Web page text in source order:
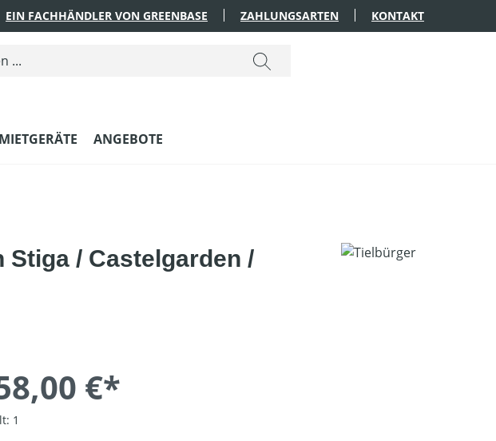
EIN FACHHÄNDLER VON GREENBASE ZAHLUNGSARTEN KONTAKT
MIETGERÄTE ANGEBOTE
/ Castelgarden /
€*
1